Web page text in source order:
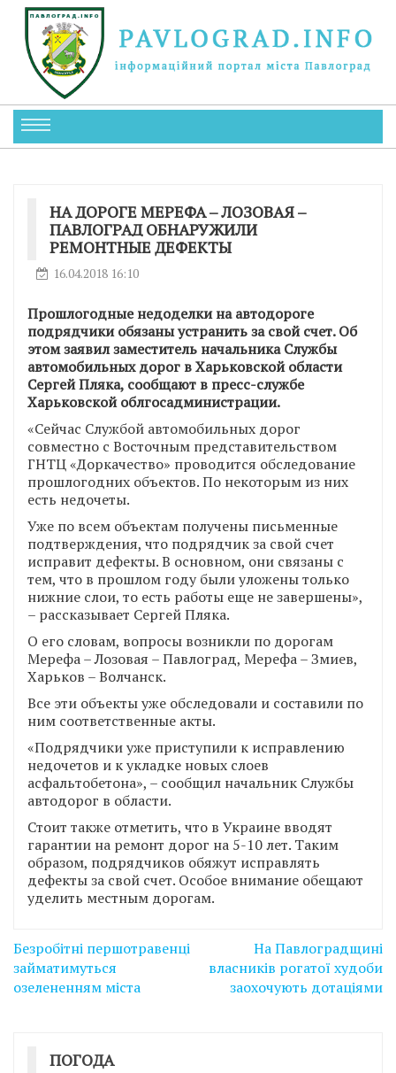
НА ДОРОГЕ МЕРЕФА – ЛОЗОВАЯ –
ПАВЛОГРАД ОБНАРУЖИЛИ
РЕМОНТНЫЕ ДЕФЕКТЫ
16.04.2018 16:10
Прошлогодные недоделки на автодороге
подрядчики обязаны устранить за свой счет. Об
этом заявил заместитель начальника Службы
автомобильных дорог в Харьковской области
Сергей Пляка, сообщают в пресс-службе
Харьковской облгосадминистрации.
«Сейчас Службой автомобильных дорог
совместно с Восточным представительством
ГНТЦ «Доркачество» проводится обследование
прошлогодних объектов. По некоторым из них
есть недочеты.
Уже по всем объектам получены письменные
подтверждения, что подрядчик за свой счет
исправит дефекты. В основном, они связаны с
тем, что в прошлом году были уложены только
нижние слои, то есть работы еще не завершены»,
– рассказывает Сергей Пляка.
О его словам, вопросы возникли по дорогам
Мерефа – Лозовая – Павлоград, Мерефа – Змиев,
Харьков – Волчанск.
Все эти объекты уже обследовали и составили по
ним соответственные акты.
«Подрядчики уже приступили к исправлению
недочетов и к укладке новых слоев
асфальтобетона», – сообщил начальник Службы
автодорог в области.
Стоит также отметить, что в Украине вводят
гарантии на ремонт дорог на 5-10 лет. Таким
образом, подрядчиков обяжут исправлять
дефекты за свой счет. Особое внимание обещают
уделить местным дорогам.
Навігація
записів
Безробітні першотравенці
займатимуться
озелененням міста
На Павлоградщині
власників рогатої худоби
заохочують дотаціями
ПОГОДА